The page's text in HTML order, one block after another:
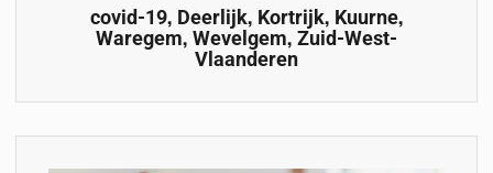
covid-19, Deerlijk, Kortrijk, Kuurne,
Waregem, Wevelgem, Zuid-West-
Vlaanderen